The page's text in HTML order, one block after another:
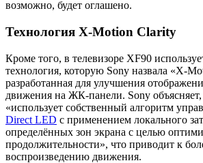
возможно, будет оглашено.
Технология X-Motion Clarity
Кроме того, в телевизоре XF90
технология, которую Sony назвала «X-
разработанная для улучшения
движения на ЖК-панели. Sony объясняет,
«использует собственный алгоритм
Direct LED с применением локального
определённых зон экрана с целью
продолжительности», что приводит к
воспроизведению движения.